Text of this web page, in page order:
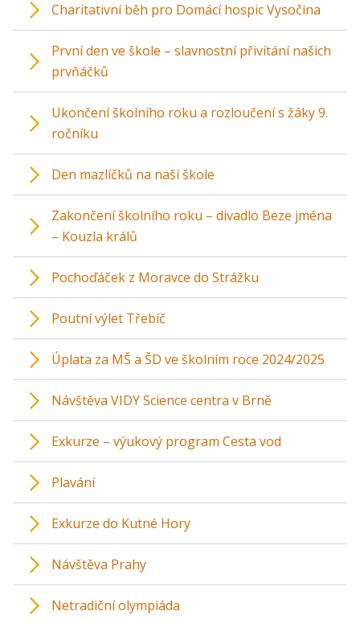
Charitativní běh pro Domácí hospic Vysočina
První den ve škole – slavnostní přivítání našich
prvňáčků
Ukončení školního roku a rozloučení s žáky 9.
ročníku
Den mazlíčků na naší škole
Zakončení školního roku – divadlo Beze jména
– Kouzla králů
Pochoďáček z Moravce do Strážku
Poutní výlet Třebíč
Úplata za MŠ a ŠD ve školním roce 2024/2025
Návštěva VIDY Science centra v Brně
Exkurze – výukový program Cesta vod
Plavání
Exkurze do Kutné Hory
Návštěva Prahy
Netradiční olympiáda